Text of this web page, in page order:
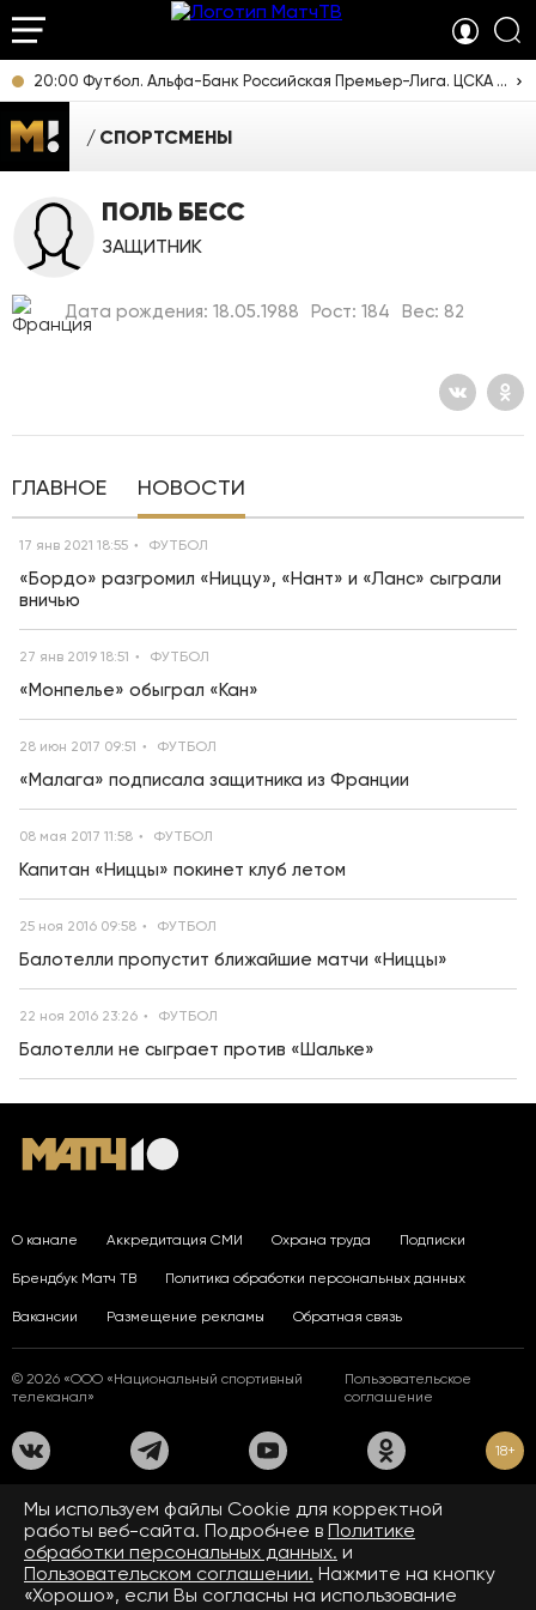
20:00 Футбол. Альфа-Банк Российская Премьер-Лига. ЦСКА - "Ростов" (Ростов-на-Дону). Прямая трансляция
СПОРТСМЕНЫ
ПОЛЬ БЕСС
ЗАЩИТНИК
Дата рождения: 18.05.1988 Рост: 184 Вес: 82
ГЛАВНОЕ НОВОСТИ
17 янв 2021 18:55 ФУТБОЛ
«Бордо» разгромил «Ниццу», «Нант» и «Ланс» сыграли
вничью
27 янв 2019 18:51 ФУТБОЛ
«Монпелье» обыграл «Кан»
28 июн 2017 09:51 ФУТБОЛ
«Малага» подписала защитника из Франции
08 мая 2017 11:58 ФУТБОЛ
Капитан «Ниццы» покинет клуб летом
25 ноя 2016 09:58 ФУТБОЛ
Балотелли пропустит ближайшие матчи «Ниццы»
22 ноя 2016 23:26 ФУТБОЛ
Балотелли не сыграет против «Шальке»
О канале Аккредитация СМИ Охрана труда Подписки
Брендбук Матч ТВ Политика обработки персональных данных
Вакансии Размещение рекламы Обратная связь
© 2026 «ООО «Национальный спортивный
телеканал»
Пользовательское
соглашение
18+
На сайте применяются рекомендательные технологии. Подробнее
Правилах применения рекомендательных технологий.
Средство массовой информации сетевое издание «www.matchtv.ru»
зарегистрировано Федеральной службой по надзору в сфере связи,
информационных технологий и массовых коммуникаций (Роскомнадзор).
Свидетельство о регистрации средства массовой информации ЭЛ № ФС 77 - 72390
Мы используем файлы Сookie для корректной
работы веб-сайта. Подробнее в Политике
обработки персональных данных. и
Пользовательском соглашении. Нажмите на кнопку
«Хорошо», если Вы согласны на использование